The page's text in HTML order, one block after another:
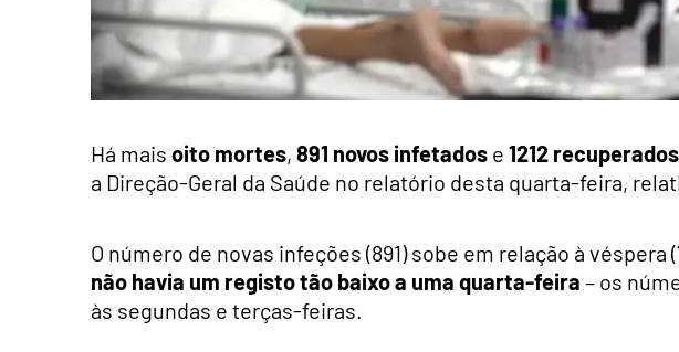
Há mais oito mortes, 891 novos infetados e 1212 recuperados
a Direção-Geral da Saúde no relatório desta quarta-feira,
O número de novas infeções (891) sobe em relação à véspera
não havia um registo tão baixo a uma quarta-feira – os
às segundas e terças-feiras.